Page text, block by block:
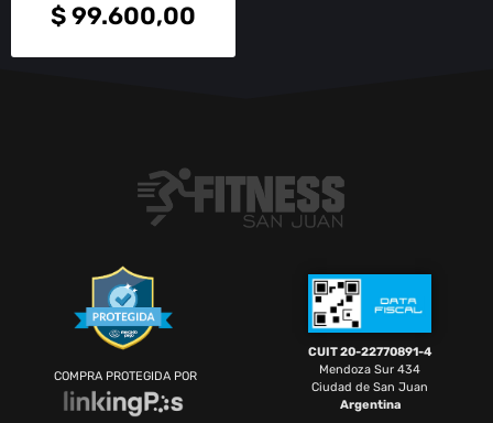
$99.600,00
COMPRA PROTEGIDA POR
CUIT 20-22770891-4
Mendoza Sur 434
Ciudad de San Juan
Argentina